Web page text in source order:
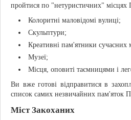
пройтися по "нетуристичних" місцях
Колоритні маловідомі вулиці;
Скульптури;
Креативні пам'ятники сучасних
Музеї;
Місця, оповиті таємницями і
Ви вже готові відправитися в
список самих незвичайних пам'яток
Міст Закоханих